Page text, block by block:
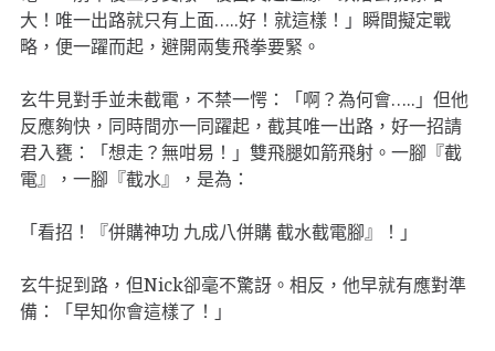
大！唯一出路就只有上面…..好！就這樣！」瞬間擬定戰
略，便一躍而起，避開兩隻飛拳要緊。
玄牛見對手並未截電，不禁一愕：「啊？為何會…..」但他
反應夠快，同時間亦一同躍起，截其唯一出路，好一招請
君入甕：「想走？無咁易！」雙飛腿如箭飛射。一腳『截
電』，一腳『截水』，是為：
「看招！『併購神功 九成八併購 截水截電腳』！」
玄牛捉到路，但Nick卻毫不驚訝。相反，他早就有應對準
備：「早知你會這樣了！」